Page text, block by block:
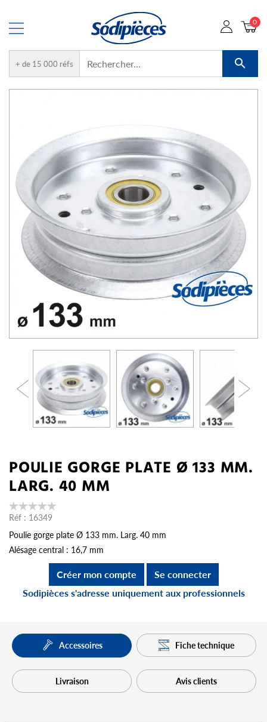
+ de 15 000 réfs 
0
POULIE GORGE PLATE Ø 133 MM.
LARG. 40 MM
Réf : 16349
Poulie gorge plate Ø 133 mm. Larg. 40 mm
Alésage central : 16,7 mm
Créer mon compte
Se connecter
Sodipièces s'adresse uniquement aux professionnels
Accessoires Fiche technique
Livraison Avis clients